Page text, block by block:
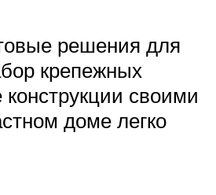
решения для
крепежных
своими
доме легко